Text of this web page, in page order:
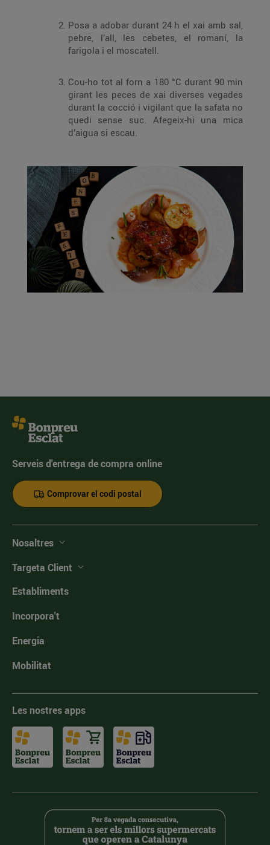
Posa a adobar durant 24 h el xai amb sal,
pebre, l’all, les cebetes, el romaní, la
farigola i el moscatell.
Cou-ho tot al forn a 180 °C durant 90 min
girant les peces de xai diverses vegades
durant la cocció i vigilant que la safata no
quedi sense suc. Afegeix-hi una mica
d’aigua si escau.
Serveis d'entrega de compra online
Comprovar el codi postal
Nosaltres
Targeta Client
Establiments
Incorpora't
Energia
Mobilitat
Les nostres apps